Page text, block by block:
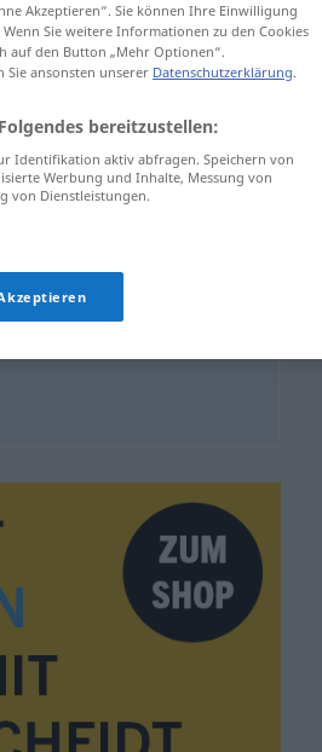
Akzeptieren“. Sie können Ihre Einwilligung
Sie weitere Informationen zu den Cookies
auf den Button „Mehr Optionen“.
Sie ansonsten unserer Datenschutzerklärung.
bereitzustellen:
Identifikation aktiv abfragen. Speichern von
Werbung und Inhalte, Messung von
von Dienstleistungen.